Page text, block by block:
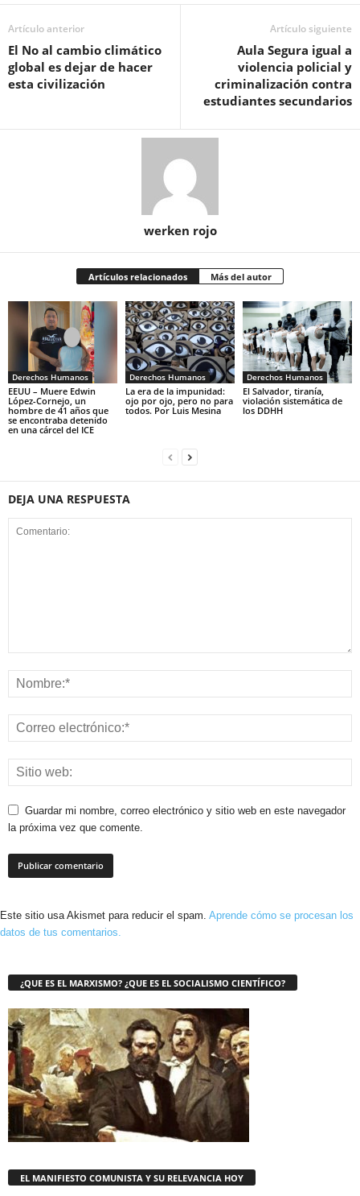
Artículo anterior
El No al cambio climático
global es dejar de hacer
esta civilización
Artículo siguiente
Aula Segura igual a
violencia policial y
criminalización contra
estudiantes secundarios
werken rojo
Artículos relacionados Más del autor
Derechos Humanos
EEUU – Muere Edwin
López-Cornejo, un
hombre de 41 años que
se encontraba detenido
en una cárcel del ICE
Derechos Humanos
La era de la impunidad:
ojo por ojo, pero no para
todos. Por Luis Mesina
Derechos Humanos
El Salvador, tiranía,
violación sistemática de
los DDHH
DEJA UNA RESPUESTA
Guardar mi nombre, correo electrónico y sitio web en este navegador
la próxima vez que comente.
Este sitio usa Akismet para reducir el spam. Aprende cómo se procesan los
datos de tus comentarios.
¿QUE ES EL MARXISMO? ¿QUE ES EL SOCIALISMO CIENTÍFICO?
EL MANIFIESTO COMUNISTA Y SU RELEVANCIA HOY